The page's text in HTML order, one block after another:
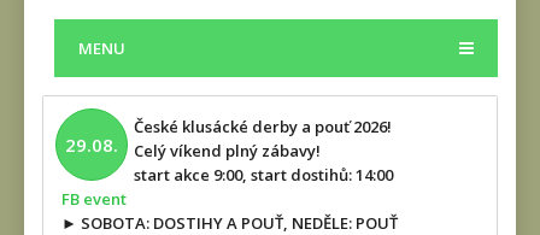
MENU
29.08.
České klusácké derby a pouť 2026!
Celý víkend plný zábavy!
start akce 9:00, start dostihů: 14:00
FB event
► SOBOTA: DOSTIHY A POUŤ, NEDĚLE: POUŤ